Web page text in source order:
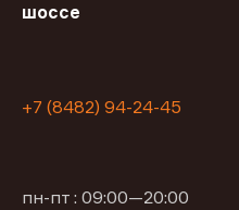
шоссе
+7 (8482) 94-24-45
пн-пт : 09:00—20:00